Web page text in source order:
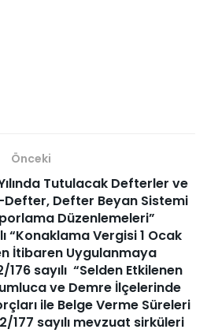
Önceki
Tutulacak Defterler ve
Defter, Defter Beyan Sistemi
Düzenlemeleri”
“Konaklama Vergisi 1 Ocak
İtibaren Uygulanmaya
176 sayılı “Selden Etkilenen
ve Demre İlçelerinde
ile Belge Verme Süreleri
177 sayılı mevzuat sirküleri